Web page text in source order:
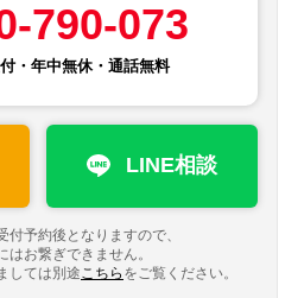
790-073
・年中無休・通話無料
LINE相談
予約後となりますので、
はお繋ぎできません。
しては別途 こちら をご覧ください。